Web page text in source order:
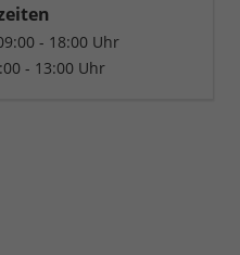
- 18:00 Uhr
- 13:00 Uhr